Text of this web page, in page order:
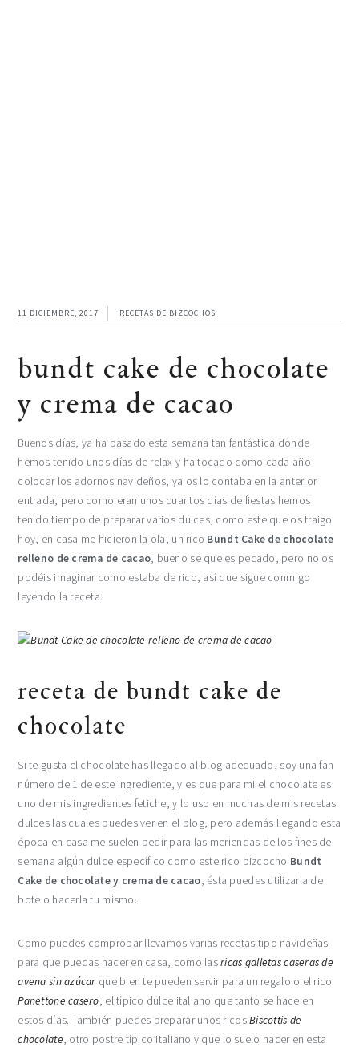
11 DICIEMBRE, 2017 RECETAS DE BIZCOCHOS
bundt cake de chocolate
y crema de cacao
Buenos días, ya ha pasado esta semana tan fantástica donde
hemos tenido unos días de relax y ha tocado como cada año
colocar los adornos navideños, ya os lo contaba en la anterior
entrada, pero como eran unos cuantos días de fiestas hemos
tenido tiempo de preparar varios dulces, como este que os traigo
hoy, en casa me hicieron la ola, un rico Bundt Cake de chocolate
relleno de crema de cacao, bueno se que es pecado, pero no os
podéis imaginar como estaba de rico, así que sigue conmigo
leyendo la receta.
receta de bundt cake de
chocolate
Si te gusta el chocolate has llegado al blog adecuado, soy una fan
número de 1 de este ingrediente, y es que para mi el chocolate es
uno de mis ingredientes fetiche, y lo uso en muchas de mis recetas
dulces las cuales puedes ver en el blog, pero además llegando esta
época en casa me suelen pedir para las meriendas de los fines de
semana algún dulce específico como este rico bizcocho Bundt
Cake de chocolate y crema de cacao, ésta puedes utilizarla de
bote o hacerla tu mismo.
Como puedes comprobar llevamos varias recetas tipo navideñas
para que puedas hacer en casa, como lasricas galletas caseras de
avena sin azúcar que bien te pueden servir para un regalo o el rico
Panettone casero, el típico dulce italiano que tanto se hace en
estos días. También puedes preparar unos ricosBiscottis de
chocolate, otro postre típico italiano y que lo suelo hacer en esta